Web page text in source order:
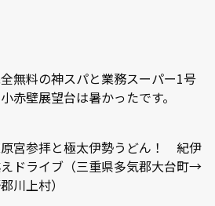
無料の神スパと業務スーパー1号
壁展望台は暑かったです。
宮参拝と極太伊勢うどん！ 紀伊
ドライブ（三重県多気郡大台町→
川上村）